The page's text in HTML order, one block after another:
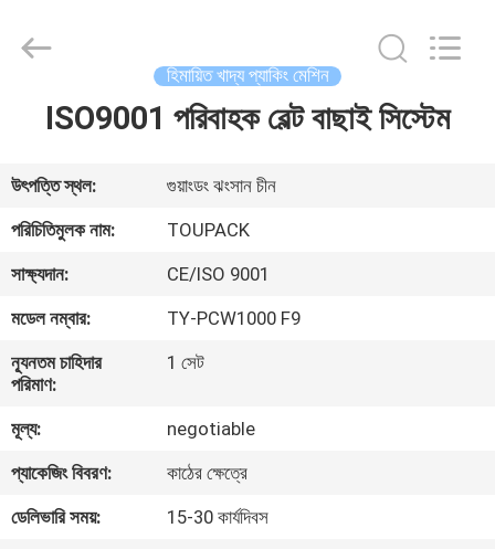
পণ্য
আমাদের
ফ্যাক্টরি
মান
নিয়ন্ত্রণ
Reserved.
হিমায়িত খাদ্য প্যাকিং মেশিন
ISO9001 পরিবাহক বেল্ট বাছাই সিস্টেম
উৎপত্তি স্থল:
গুয়াংডং ঝংসান চীন
পরিচিতিমুলক নাম:
TOUPACK
সাক্ষ্যদান:
CE/ISO 9001
মডেল নম্বার:
TY-PCW1000 F9
ন্যূনতম চাহিদার
পরিমাণ:
1 সেট
মূল্য:
negotiable
প্যাকেজিং বিবরণ:
কাঠের ক্ষেত্রে
ডেলিভারি সময়:
15-30 কার্যদিবস